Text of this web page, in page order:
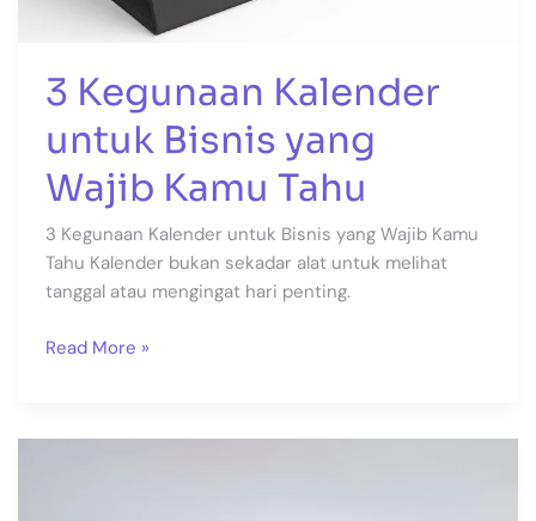
3 Kegunaan Kalender
untuk Bisnis yang
Wajib Kamu Tahu
3 Kegunaan Kalender untuk Bisnis yang Wajib Kamu
Tahu Kalender bukan sekadar alat untuk melihat
tanggal atau mengingat hari penting.
Read More »